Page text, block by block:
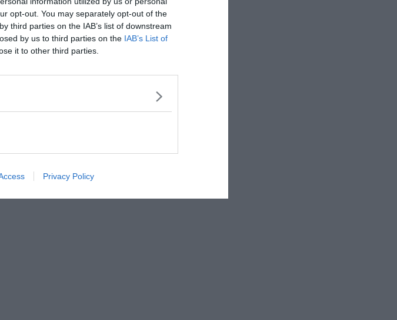
opt-out. You may separately opt-out of the
third parties on the IAB’s list of downstream
by us to third parties on the IAB’s List of
it to other third parties.
Privacy Policy
troppo enfatico. E
d’obbligo, oggi come
o consecutio temporum?
Sossai.
del Bar la Posta.